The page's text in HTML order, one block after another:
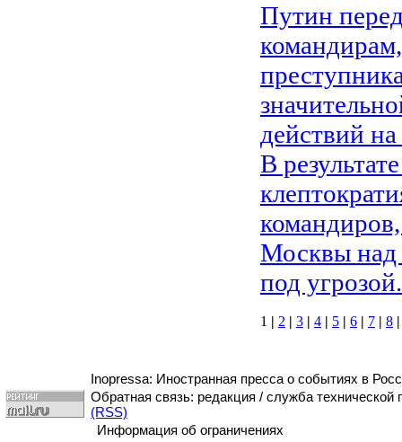
Путин
действий
В
Москвы над
под угрозой.
1 | 2 | 3 | 4 | 5 | 6 | 7 | 8 |
Inopressa: Иностранная пресса о событиях в
Обратная связь: редакция / служба технической
(RSS)
Информация об ограничениях